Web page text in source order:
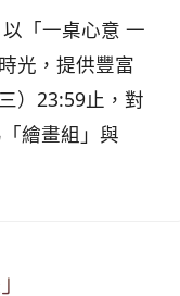
「一桌心意 一
光，提供豐富
）23:59止，對
繪畫組」與